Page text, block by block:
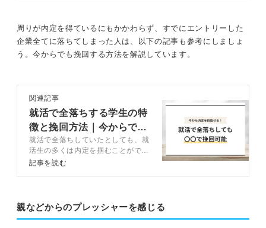
変えないことはNG。正しい行動を
う。
周りが内定を得ているにもかかわらず、すでにエントリーした
企業全てに落ちてしまった人は、以下の記事も参考にしましょ
う。今からでも挽回する方法を解説しています。
関連記事
就活で全落ちする学生の特
徴と挽回方法｜今からでき
る秘策を紹介
就活で全落ちしていたとしても、就
活生の多くは内定を掴むことができ
ます。この記事では、全落ちしたと
気持ちを切り替えて内定を掴みまし
ょう。
記事を読む
親などからのプレッシャーを感じる